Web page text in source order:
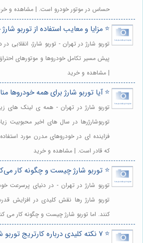
حساس در موتور خودرو است. | مشاهده و
⭐️ مزایا و معایب استفاده از توربو
توربو شارژ در تهران - توربو شارژ، انقلابی
پیش مسیر تکامل خودروها و موتورهای
| مشاهده و خرید
⭐️ آیا توربو شارژ برای همه
توربو شارژ در تهران - همه ی لینک های
توربوشارژرها در سال های اخیر محبوبیت
فزاینده ای در خودروهای مدرن مورد
که قادر است. | مشاهده و خرید
⭐️ توربو شارژ چیست و چگونه کار
توربو شارژ در تهران - در دنیای پرسرعت
توربو شارژ رها نقش کلیدی در افزایش
کنند. اما توربو شارژ چیست و چگونه کار می
⭐️ 7 نکته کلیدی درباره کارتریج توربو شارژ 🚗